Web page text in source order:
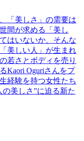
「美しさ」の需要は
間が求める「美し
はいないか、そんな
美しい人」が生まれ
若さとボディを売り
Kaori Oguriさんをプ
経験を持つ女性たち
美しさ”に迫る新た